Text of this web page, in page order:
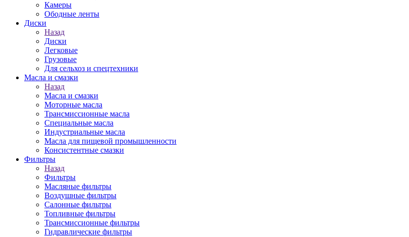
Камеры
Ободные ленты
Диски
Назад
Диски
Легковые
Грузовые
Для сельхоз и спецтехники
Масла и смазки
Назад
Масла и смазки
Моторные масла
Трансмиссионные масла
Специальные масла
Индустриальные масла
Масла для пищевой промышленности
Консистентные смазки
Фильтры
Назад
Фильтры
Масляные фильтры
Воздушные фильтры
Салонные фильтры
Топливные фильтры
Трансмиссионные фильтры
Гидравлические фильтры